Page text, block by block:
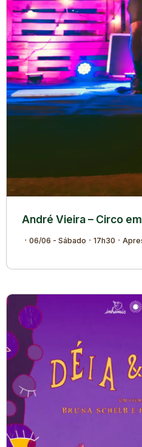
André Vieira – Circo
06/06 - Sábado 17h30